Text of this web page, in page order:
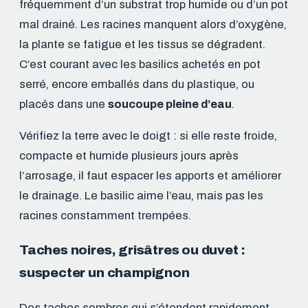
fréquemment d’un substrat trop humide ou d’un pot
mal drainé. Les racines manquent alors d’oxygène,
la plante se fatigue et les tissus se dégradent.
C’est courant avec les basilics achetés en pot
serré, encore emballés dans du plastique, ou
placés dans une soucoupe pleine d’eau.
Vérifiez la terre avec le doigt : si elle reste froide,
compacte et humide plusieurs jours après
l’arrosage, il faut espacer les apports et améliorer
le drainage. Le basilic aime l’eau, mais pas les
racines constamment trempées.
Taches noires, grisâtres ou duvet :
suspecter un champignon